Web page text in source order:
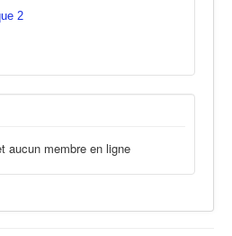
2
aucun membre en ligne